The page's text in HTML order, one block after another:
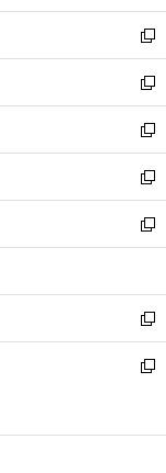
開
く
ウ
で
開
く
ン
ド
ウ
で
開
く
ウ
ィ
ン
ド
ウ
で
開
く
新
し
い
ウ
ィ
ン
ド
ウ
で
開
新
し
い
ウ
ィ
ン
ド
ウ
開
く
新
し
い
ウ
ィ
ン
ウ
で
開
く
新
し
い
ウ
ン
ド
ウ
で
新
し
ウ
ィ
ン
ド
開
新
し
い
ン
新
ウ